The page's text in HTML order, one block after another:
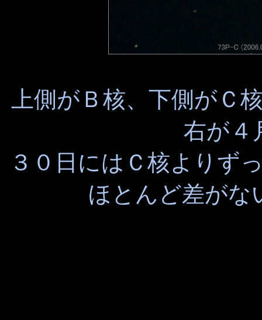
上側がＢ核、下側がＣ
右が４
３０日にはＣ核よりず
ほとんど差がな